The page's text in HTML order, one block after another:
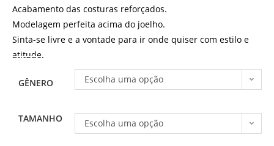
Acabamento das costuras reforçados.
Modelagem perfeita acima do joelho.
Sinta-se livre e a vontade para ir onde quiser com estilo e
atitude.
GÊNERO Escolha uma opção
TAMANHO Escolha uma opção